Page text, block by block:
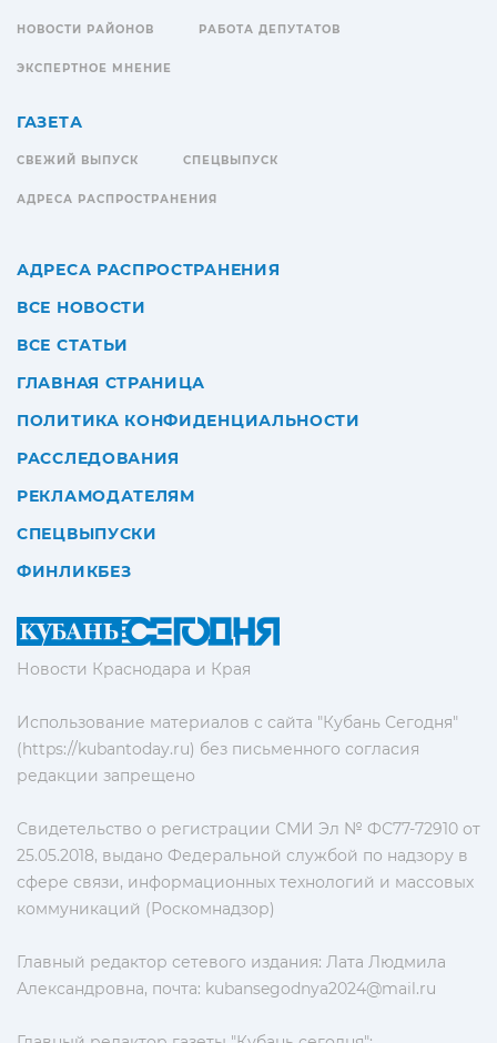
Новости Краснодара и Края
Использование материалов с сайта "Кубань Сегодня"
(https://kubantoday.ru) без письменного согласия
редакции запрещено
Свидетельство о регистрации СМИ Эл № ФС77-72910 от
25.05.2018, выдано Федеральной службой по надзору в
сфере связи, информационных технологий и массовых
коммуникаций (Роскомнадзор)
Главный редактор сетевого издания: Лата Людмила
Александровна, почта: kubansegodnya2024@mail.ru
НОВОСТИ РАЙОНОВ РАБОТА ДЕПУТАТОВ
ЭКСПЕРТНОЕ МНЕНИЕ
ГАЗЕТА
СВЕЖИЙ ВЫПУСК СПЕЦВЫПУСК
АДРЕСА РАСПРОСТРАНЕНИЯ
АДРЕСА РАСПРОСТРАНЕНИЯ
ВСЕ НОВОСТИ
ВСЕ СТАТЬИ
ГЛАВНАЯ СТРАНИЦА
ПОЛИТИКА КОНФИДЕНЦИАЛЬНОСТИ
РАССЛЕДОВАНИЯ
РЕКЛАМОДАТЕЛЯМ
СПЕЦВЫПУСКИ
ФИНЛИКБЕЗ